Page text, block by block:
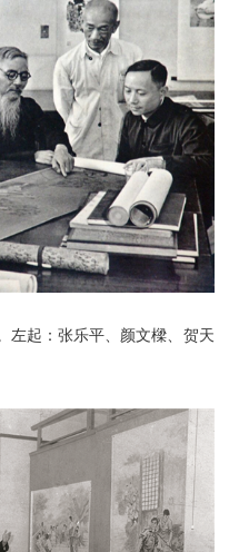
左起：张乐平、颜文樑、贺天